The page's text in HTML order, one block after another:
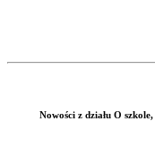
Nowości z działu O szkole,